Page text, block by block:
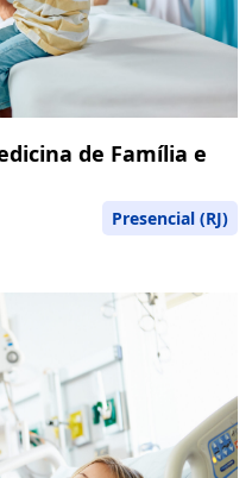
de Família e
Presencial (RJ)